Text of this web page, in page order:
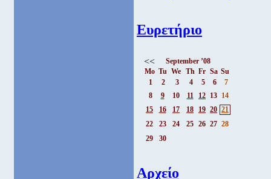
Ευρετήριο
<<
September ’08
Mo Tu We Th Fr Sa Su
1
2 3 4 5 6
7
8
9 10 11 12 13 14
15
16 17 18 19 20 21
22
23 24 25 26 27 28
29
30
Αρχείο